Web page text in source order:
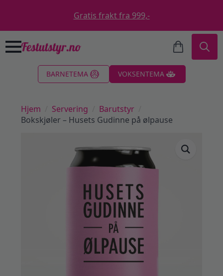
Gratis frakt fra 999,-
BARNETEMA VOKSENTEMA
Hjem Servering
Barutstyr
Bokskjøler – Husets Gudinne på ølpause